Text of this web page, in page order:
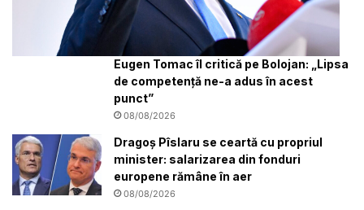
Eugen Tomac îl critică pe Bolojan: „Lipsa
de competență ne-a adus în acest
punct”
08/08/2026
Dragoș Pîslaru se ceartă cu propriul
minister: salarizarea din fonduri
europene rămâne în aer
08/08/2026